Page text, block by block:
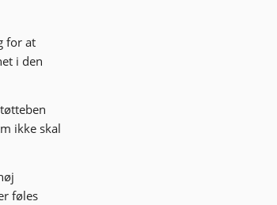
for at
i den
ikke skal
føles